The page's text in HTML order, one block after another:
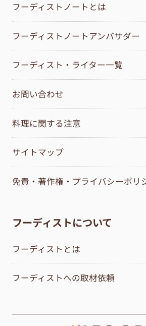
フーディストノートとは
フーディストノートアンバサダー
フーディスト・ライター一覧
お問い合わせ
料理に関する注意
サイトマップ
免責・著作権・プライバシーポリ
フーディストについて
フーディストとは
フーディストへの取材依頼